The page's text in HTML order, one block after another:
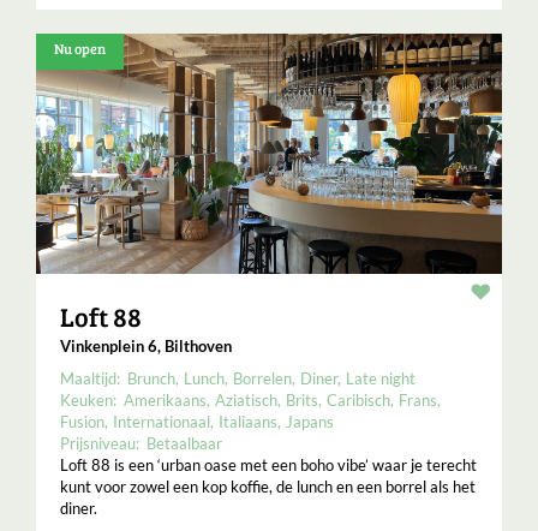
Nu open
Loft 88
Vinkenplein 6, Bilthoven
Maaltijd: Brunch Lunch Borrelen Diner Late night
Keuken: Amerikaans Aziatisch Brits Caribisch Frans
Fusion Internationaal Italiaans
Japans
Prijsniveau: Betaalbaar
Loft 88 is een ‘urban oase met een boho vibe’ waar je terecht
kunt voor zowel een kop koffie, de lunch en een borrel als het
diner.